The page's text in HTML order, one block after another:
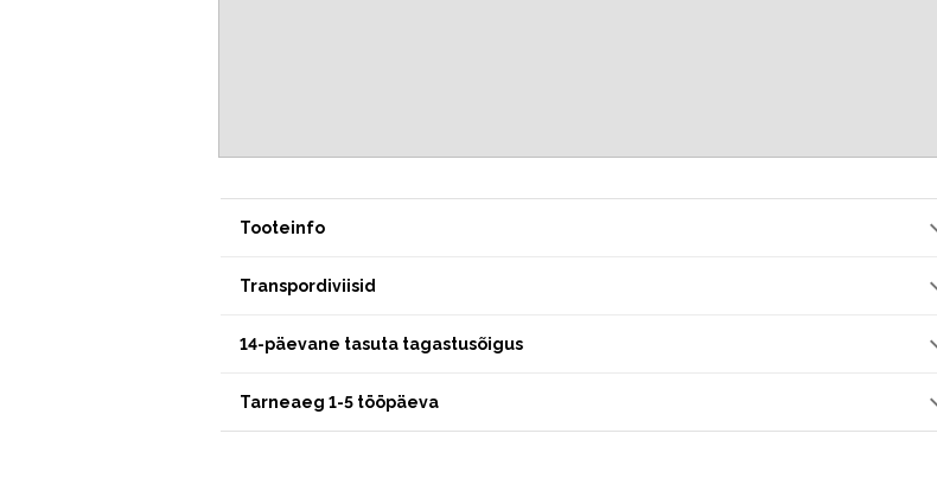
Tooteinfo
Transpordiviisid
14-päevane tasuta tagastusõigus
Tarneaeg 1-5 tööpäeva